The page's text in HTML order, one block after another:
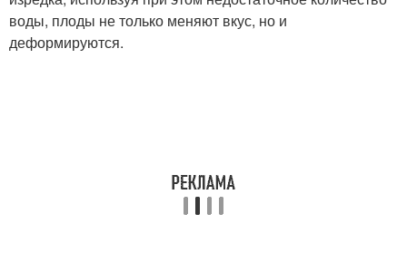
воды, плоды не только меняют вкус, но и
деформируются.